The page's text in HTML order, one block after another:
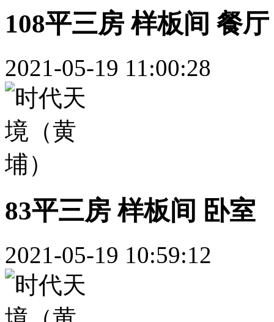
108平三房 样板间 餐厅
2021-05-19 11:00:28
83平三房 样板间 卧室
2021-05-19 10:59:12